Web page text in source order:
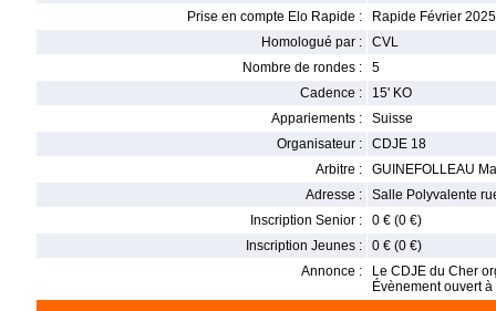
Prise en compte Elo Rapide :
Rapide Février 2025
Homologué par :
CVL
Nombre de rondes :
5
Cadence :
15' KO
Appariements :
Suisse
Organisateur :
CDJE 18
Arbitre :
GUINEFOLLEAU
Adresse :
Salle Polyvalente
Inscription Senior :
0 € (0 €)
Inscription Jeunes :
0 € (0 €)
Annonce :
Le CDJE du Cher
Évènement ouvert